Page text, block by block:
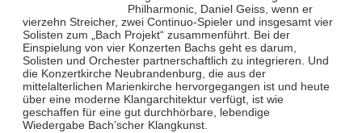
Philharmonic, Daniel Geiss, wenn er
vierzehn Streicher, zwei Continuo-Spieler und insgesamt vier
Solisten zum „Bach Projekt“ zusammenführt. Bei der
Einspielung von vier Konzerten Bachs geht es darum,
Solisten und Orchester partnerschaftlich zu integrieren. Und
die Konzertkirche Neubrandenburg, die aus der
mittelalterlichen Marienkirche hervorgegangen ist und heute
über eine moderne Klangarchitektur verfügt, ist wie
geschaffen für eine gut durchhörbare, lebendige
Wiedergabe Bach’scher Klangkunst.